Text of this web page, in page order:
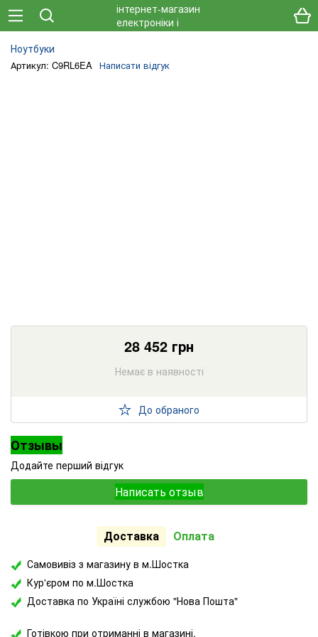
Ноутбуки
Артикул: C9RL6EA Написати відгук
28 452 грн
Немає в наявності
До обраного
Отзывы
Додайте перший відгук
Написать отзыв
Доставка Оплата
Самовивіз з магазину в м.Шостка
Кур'єром по м.Шостка
Доставка по Україні службою "Нова Пошта"
Готівкою при отриманні в магазині.